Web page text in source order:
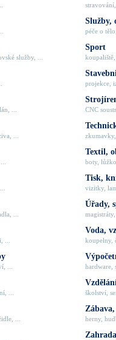
služby, ...
...
...
...
...
...
...
...
Služby,
péče o
Sport
projekce,
CNC
Textil,
boty,
Tisk,
vizitky,
Úřady,
Voda,
koupelny,
hardware,
školství,
herny,